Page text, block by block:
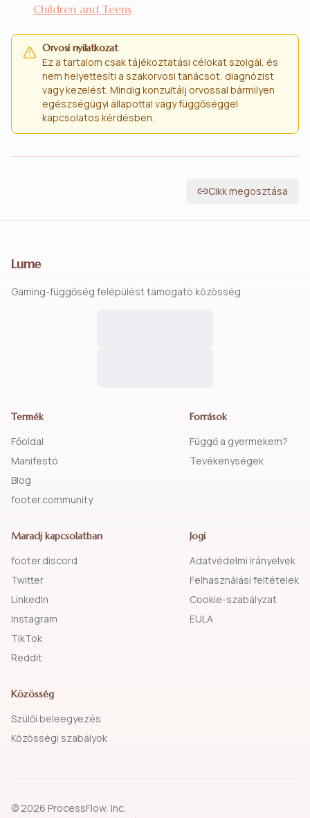
Children and Teens
Orvosi nyilatkozat
Ez a tartalom csak tájékoztatási célokat szolgál, és
nem helyettesíti a szakorvosi tanácsot, diagnózist
vagy kezelést. Mindig konzultálj orvossal bármilyen
egészségügyi állapottal vagy függőséggel
kapcsolatos kérdésben.
Cikk megosztása
Lume
Gaming-függőség felépülést támogató közösség.
Termék
Főoldal
Manifestó
Blog
footer.community
Források
Függő a gyermekem?
Tevékenységek
Maradj kapcsolatban
footer.discord
Twitter
LinkedIn
Instagram
TikTok
Reddit
Jogi
Adatvédelmi irányelvek
Felhasználási feltételek
Cookie-szabályzat
EULA
Közösség
Szülői beleegyezés
Közösségi szabályok
© 2026 ProcessFlow, Inc.